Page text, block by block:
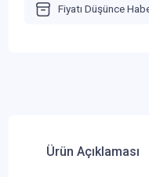
Fiyatı Düşünce
Ürün Açıklaması